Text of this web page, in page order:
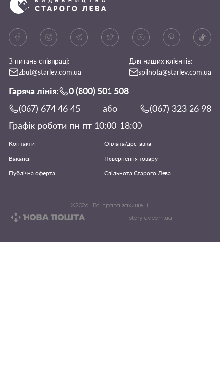
З питань співпраці:
zbut@starlev.com.ua
Для наших клієнтів:
spilnota@starlev.com.ua
Гаряча лінія:
0 (800) 501 508
(067) 674 46 45
або
(067) 323 26 98
Графік роботи пн-пт 10:00-18:00
Контакти
Оплата/доставка
Вакансії
Повернення товару
Публічна оферта
Спільнота Старого Лева
©2026· Всі права захищені.
starylev.com.ua